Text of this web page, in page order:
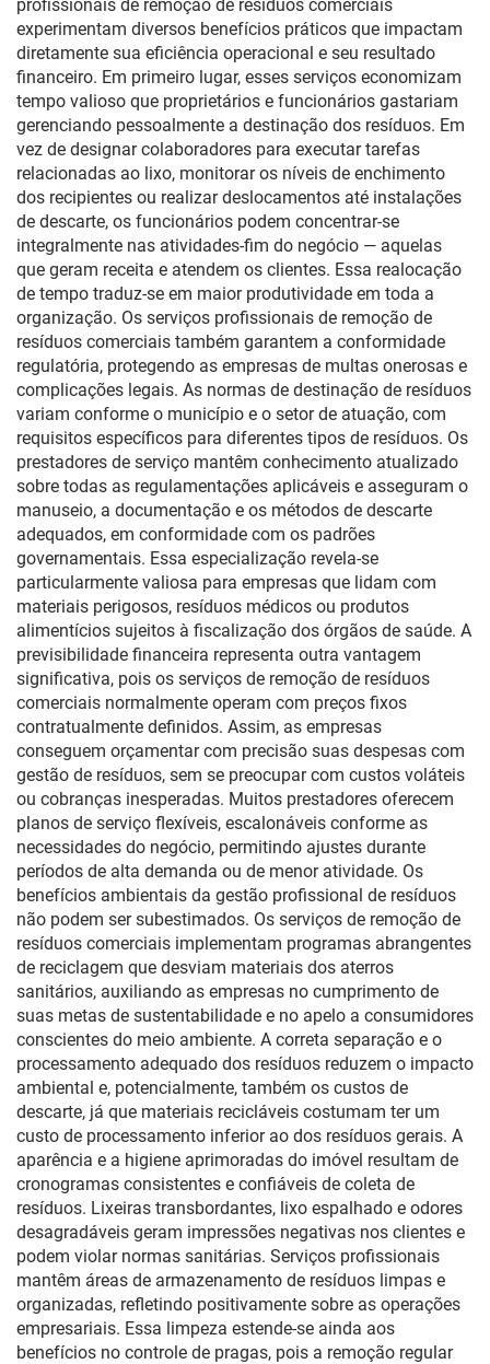
profissionais de remoção de resíduos comerciais
experimentam diversos benefícios práticos que impactam
diretamente sua eficiência operacional e seu resultado
financeiro. Em primeiro lugar, esses serviços economizam
tempo valioso que proprietários e funcionários gastariam
gerenciando pessoalmente a destinação dos resíduos. Em
vez de designar colaboradores para executar tarefas
relacionadas ao lixo, monitorar os níveis de enchimento
dos recipientes ou realizar deslocamentos até instalações
de descarte, os funcionários podem concentrar-se
integralmente nas atividades-fim do negócio — aquelas
que geram receita e atendem os clientes. Essa realocação
de tempo traduz-se em maior produtividade em toda a
organização. Os serviços profissionais de remoção de
resíduos comerciais também garantem a conformidade
regulatória, protegendo as empresas de multas onerosas e
complicações legais. As normas de destinação de resíduos
variam conforme o município e o setor de atuação, com
requisitos específicos para diferentes tipos de resíduos. Os
prestadores de serviço mantêm conhecimento atualizado
sobre todas as regulamentações aplicáveis e asseguram o
manuseio, a documentação e os métodos de descarte
adequados, em conformidade com os padrões
governamentais. Essa especialização revela-se
particularmente valiosa para empresas que lidam com
materiais perigosos, resíduos médicos ou produtos
alimentícios sujeitos à fiscalização dos órgãos de saúde. A
previsibilidade financeira representa outra vantagem
significativa, pois os serviços de remoção de resíduos
comerciais normalmente operam com preços fixos
contratualmente definidos. Assim, as empresas
conseguem orçamentar com precisão suas despesas com
gestão de resíduos, sem se preocupar com custos voláteis
ou cobranças inesperadas. Muitos prestadores oferecem
planos de serviço flexíveis, escalonáveis conforme as
necessidades do negócio, permitindo ajustes durante
períodos de alta demanda ou de menor atividade. Os
benefícios ambientais da gestão profissional de resíduos
não podem ser subestimados. Os serviços de remoção de
resíduos comerciais implementam programas abrangentes
de reciclagem que desviam materiais dos aterros
sanitários, auxiliando as empresas no cumprimento de
suas metas de sustentabilidade e no apelo a consumidores
conscientes do meio ambiente. A correta separação e o
processamento adequado dos resíduos reduzem o impacto
ambiental e, potencialmente, também os custos de
descarte, já que materiais recicláveis costumam ter um
custo de processamento inferior ao dos resíduos gerais. A
aparência e a higiene aprimoradas do imóvel resultam de
cronogramas consistentes e confiáveis de coleta de
resíduos. Lixeiras transbordantes, lixo espalhado e odores
desagradáveis geram impressões negativas nos clientes e
podem violar normas sanitárias. Serviços profissionais
mantêm áreas de armazenamento de resíduos limpas e
organizadas, refletindo positivamente sobre as operações
empresariais. Essa limpeza estende-se ainda aos
benefícios no controle de pragas, pois a remoção regular